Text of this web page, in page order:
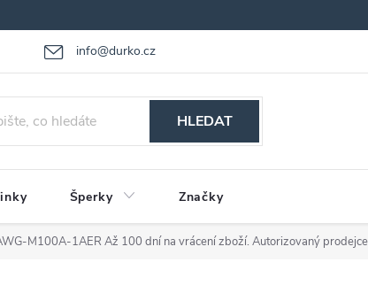
info@durko.cz
Reklamace zboží Obchodní podmínky
HLEDAT
Šperky Značky
M100A-1AER Až 100 dní na vrácení zboží. Autorizovaný